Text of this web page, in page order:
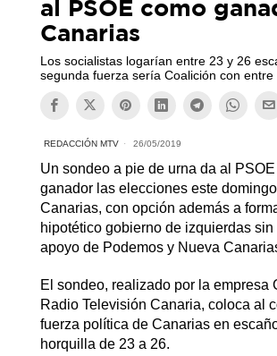
al PSOE como
Canarias
Los socialistas logarían entre 23 y 26
segunda fuerza sería Coalición con entre
REDACCIÓN MTV 26/05/2019
Un sondeo a pie de urna da al
ganador las elecciones este
Canarias, con opción además a
hipotético gobierno de izquierdas sin
apoyo de Podemos y Nueva
El sondeo, realizado por la empresa
Radio Televisión Canaria, coloca al
fuerza política de Canarias en
horquilla de 23 a 26.